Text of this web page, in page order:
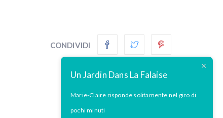
CONDIVIDI
Un Jardin Dans La Falaise
Marie-Claire risponde solitamente nel giro di
pochi minuti